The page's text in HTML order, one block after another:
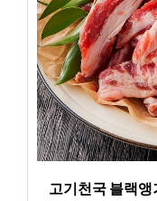
고기천국 블랙